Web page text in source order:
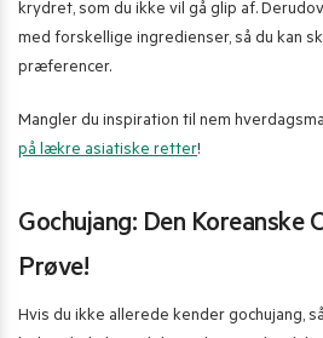
krydret, som du ikke vil gå glip af.
med forskellige ingredienser, så du kan
præferencer.
Mangler du inspiration til nem
på lækre asiatiske retter!
Gochujang: Den Koreanske
Prøve!
Hvis du ikke allerede kender gochujang,